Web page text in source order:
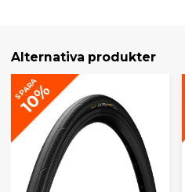
Alternativa produkter
SPARA
10%